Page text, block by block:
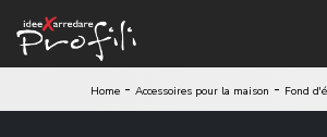
Home - Accessoires pour la maison - Fond